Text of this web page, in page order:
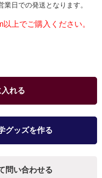
日での発送となります。
上でご購入ください。
れる
グッズを作る
問い合わせる